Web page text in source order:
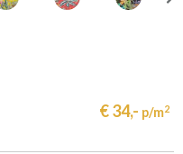
€ 34,- p/m2